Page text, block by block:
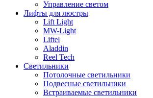
Управление светом
Лифты для люстры
Lift Light
MW-Light
Liftel
Aladdin
Reel Tech
Светильники
Потолочные светильники
Подвесные светильники
Встраиваемые светильники